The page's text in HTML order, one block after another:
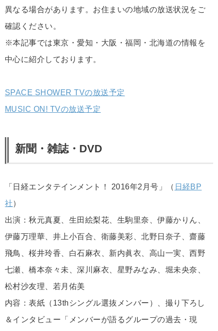
異なる場合があります。お住まいの地域の放送状況をご
確認ください。
※本記事では東京・愛知・大阪・福岡・北海道の情報を
中心に紹介しております。
SPACE SHOWER TVの放送予定
MUSIC ON! TVの放送予定
新聞・雑誌・DVD
「日経エンタテインメント！ 2016年2月号」（ 日経BP
社）
出演：秋元真夏、生田絵梨花、生駒里奈、伊藤かりん、
伊藤万理華、井上小百合、衛藤美彩、北野日奈子、齋藤
飛鳥、桜井玲香、白石麻衣、新内眞衣、高山一実、西野
七瀬、橋本奈々未、深川麻衣、星野みなみ、堀未央奈、
松村沙友理、若月佑美
内容：表紙（13thシングル選抜メンバー）、撮り下ろし
＆インタビュー「メンバーが語るグループの過去・現